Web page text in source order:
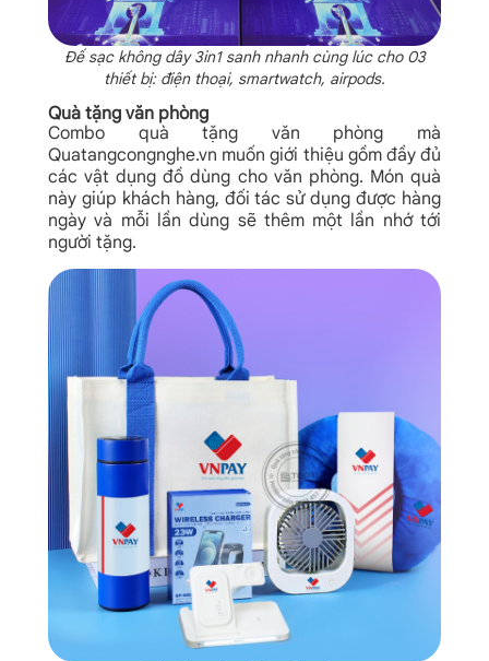
Đế sạc không dây 3in1 sanh nhanh cùng lúc cho 03
thiết bị: điện thoại, smartwatch, airpods.
Quà tặng văn phòng
Combo quà tặng văn phòng mà
Quatangcongnghe.vn muốn giới thiệu gồm đầy đủ
các vật dụng đồ dùng cho văn phòng. Món quà
này giúp khách hàng, đối tác sử dụng được hàng
ngày và mỗi lần dùng sẽ thêm một lần nhớ tới
người tặng.